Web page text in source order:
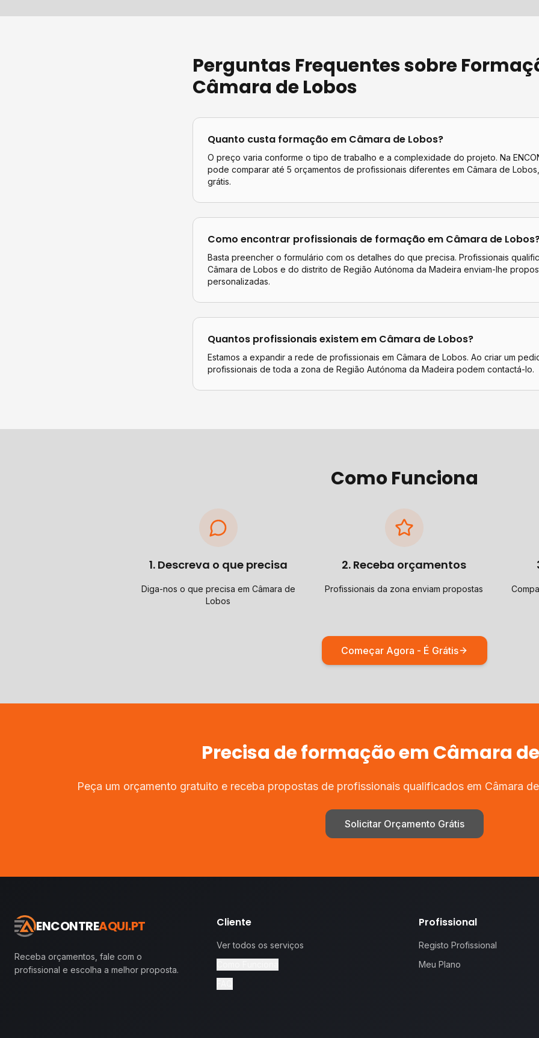
Perguntas Frequentes sobre
Câmara de Lobos
Quanto custa formação em Câmara de Lobos?
O preço varia conforme o tipo de trabalho e a complexidade do projeto. Na
pode comparar até 5 orçamentos de profissionais diferentes em Câmara de Lobos
grátis.
Como encontrar profissionais de formação em Câmara de Lobos
Basta preencher o formulário com os detalhes do que precisa. Profissionais
Câmara de Lobos e do distrito de Região Autónoma da Madeira enviam-lhe
personalizadas.
Quantos profissionais existem em Câmara de Lobos?
Estamos a expandir a rede de profissionais em Câmara de Lobos. Ao criar um
profissionais de toda a zona de Região Autónoma da Madeira podem contactá-lo.
Como Funciona
1. Descreva o que precisa
Diga-nos o que precisa em Câmara de
Lobos
2. Receba orçamentos
Profissionais da zona enviam propostas
Começar Agora - É Grátis
Precisa deformaçãoem Câmara
Peça um orçamento gratuito e receba propostas de profissionais qualificados em Câmara
Solicitar Orçamento Grátis
ENCONTREAQUI.PT
Receba orçamentos, fale com o
profissional e escolha a melhor proposta.
Cliente
Ver todos os serviços
Profissional
Registo Profissional
Meu Plano